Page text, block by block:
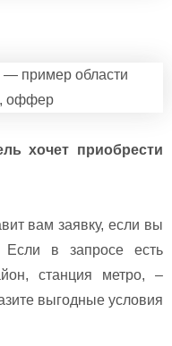
хочет приобрести
вам заявку, если вы
Если в запросе есть
станция метро, –
выгодные условия